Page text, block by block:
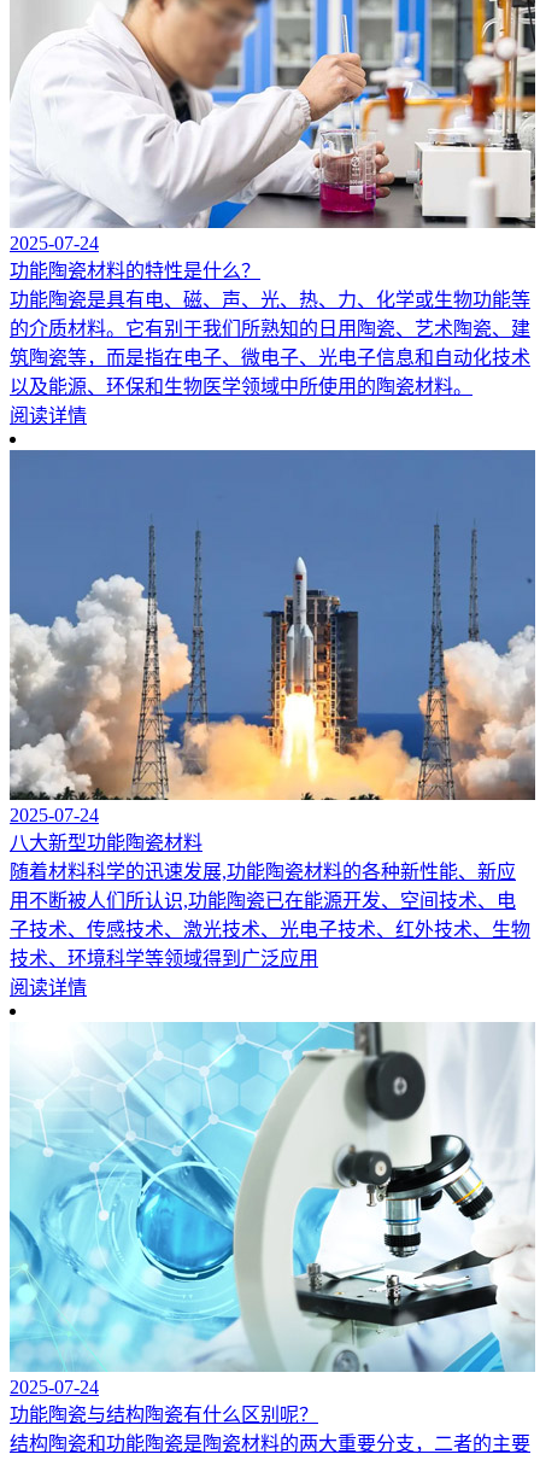
2025-07-24
功能陶瓷材料的特性是什么？
功能陶瓷是具有电、磁、声、光、热、力、化学或生物功能等
的介质材料。它有别于我们所熟知的日用陶瓷、艺术陶瓷、建
筑陶瓷等，而是指在电子、微电子、光电子信息和自动化技术
以及能源、环保和生物医学领域中所使用的陶瓷材料。
阅读详情
2025-07-24
八大新型功能陶瓷材料
随着材料科学的迅速发展,功能陶瓷材料的各种新性能、新应
用不断被人们所认识,功能陶瓷已在能源开发、空间技术、电
子技术、传感技术、激光技术、光电子技术、红外技术、生物
技术、环境科学等领域得到广泛应用
阅读详情
2025-07-24
功能陶瓷与结构陶瓷有什么区别呢？
结构陶瓷和功能陶瓷是陶瓷材料的两大重要分支，二者的主要